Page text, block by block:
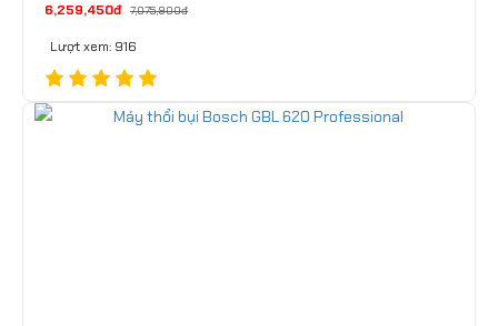
6,259,450đ 7,075,900đ
Lượt xem: 916